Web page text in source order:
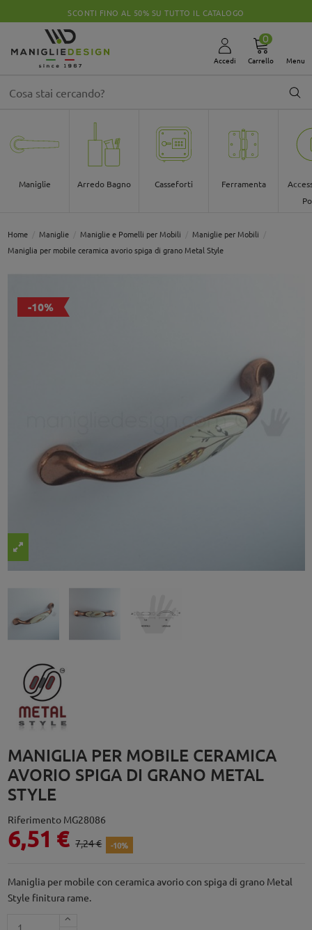
SCONTI FINO AL 50% SU TUTTO IL CATALOGO
Accedi
0
Carrello Menu
Maniglie Arredo Bagno Casseforti Ferramenta
Home Maniglie Maniglie e Pomelli per Mobili
Maniglie per Mobili
Maniglia per mobile ceramica avorio spiga di grano Metal Style
-10%
MANIGLIA PER MOBILE CERAMICA
AVORIO SPIGA DI GRANO METAL
STYLE
Riferimento MG28086
6,51 € 7,24 € -10%
Maniglia per mobile con ceramica avorio con spiga di grano Metal
Style finitura rame.